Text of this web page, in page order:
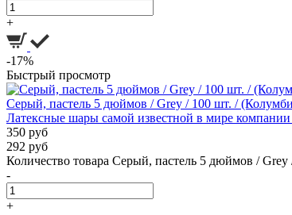
+
-17%
Быстрый просмотр
Серый, пастель 5 дюймов / Grey / 100 шт. /
Латексные шары самой известной в мире
350 руб
292 руб
Количество товара Серый, пастель 5 дюймов /
-
+